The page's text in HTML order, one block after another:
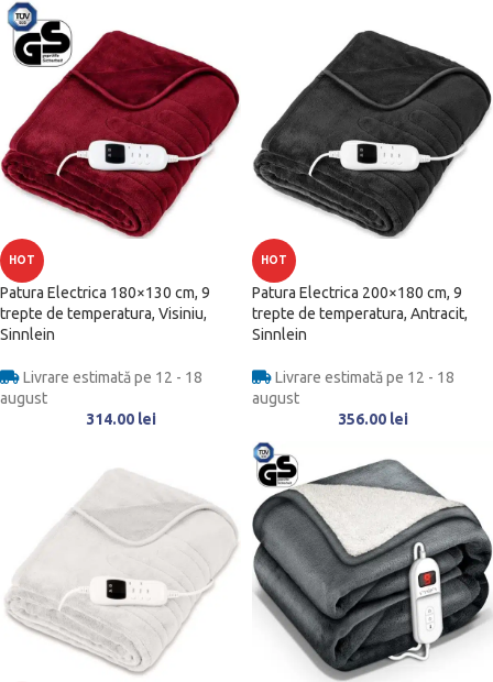
HOT
Patura Electrica 180×130 cm, 9
trepte de temperatura, Visiniu,
Sinnlein
Livrare estimată pe 12 - 18
august
314.00 lei
HOT
Patura Electrica 200×180 cm, 9
trepte de temperatura, Antracit,
Sinnlein
Livrare estimată pe 12 - 18
august
356.00 lei